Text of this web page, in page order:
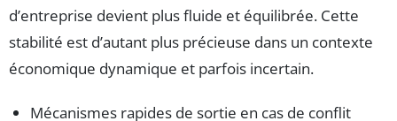
d’entreprise devient plus fluide et équilibrée. Cette
stabilité est d’autant plus précieuse dans un contexte
économique dynamique et parfois incertain.
Mécanismes rapides de sortie en cas de conflit